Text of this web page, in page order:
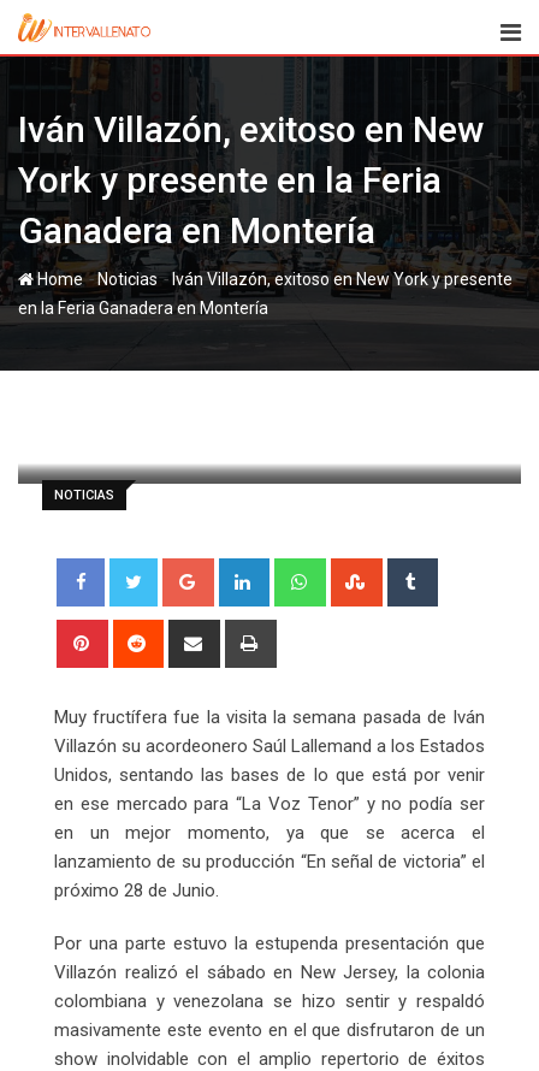
Skip
Iván Villazón, exitoso en New
York y presente en la Feria
Ganadera en Montería
Home-Noticias-Iván Villazón, exitoso en New York y presente
en la Feria Ganadera en Montería
NOTICIAS
paul
14 junio, 2012
Google+ LinkedIn WhatsappStumbleUpon
Pinterest Reddit
Share
Muy fructífera fue la visita la semana pasada de Iván
Villazón su acordeonero Saúl Lallemand a los Estados
Unidos, sentando las bases de lo que está por venir
en ese mercado para “La Voz Tenor” y no podía ser
en un mejor momento, ya que se acerca el
lanzamiento de su producción “En señal de victoria” el
próximo 28 de Junio.
Por una parte estuvo la estupenda presentación que
Villazón realizó el sábado en New Jersey, la colonia
colombiana y venezolana se hizo sentir y respaldó
masivamente este evento en el que disfrutaron de un
show inolvidable con el amplio repertorio de éxitos